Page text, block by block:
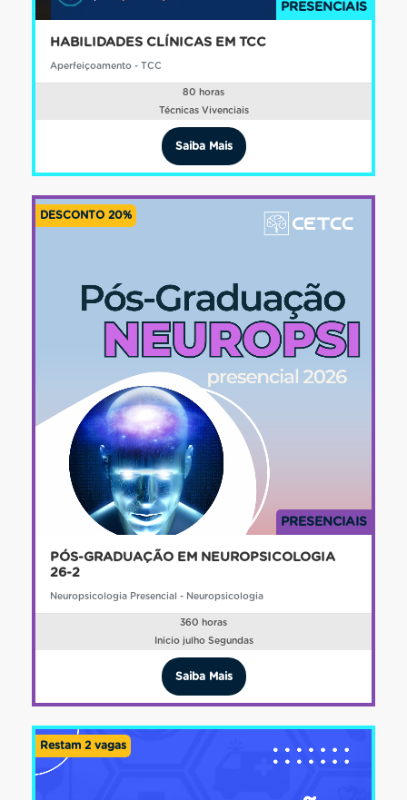
PRESENCIAIS
HABILIDADES CLÍNICAS EM TCC
Aperfeiçoamento - TCC
80 horas
Técnicas Vivenciais
Saiba Mais
DESCONTO 20%
PRESENCIAIS
PÓS-GRADUAÇÃO EM NEUROPSICOLOGIA
26-2
Neuropsicologia Presencial - Neuropsicologia
360 horas
Inicio julho Segundas
Saiba Mais
Restam 2 vagas